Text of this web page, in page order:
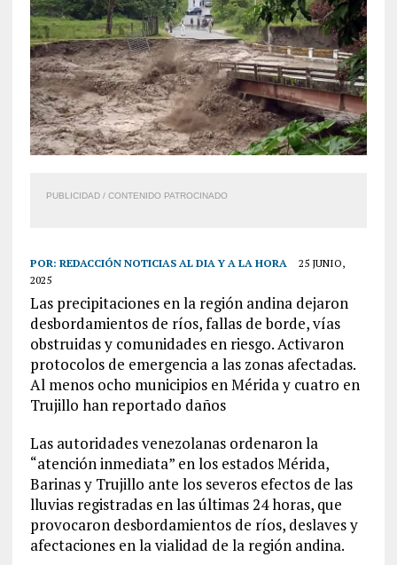
PUBLICIDAD / CONTENIDO PATROCINADO
POR: REDACCIÓN NOTICIAS AL DIA Y A LA HORA
25 JUNIO,
2025
Las precipitaciones en la región andina dejaron
desbordamientos de ríos, fallas de borde, vías
obstruidas y comunidades en riesgo. Activaron
protocolos de emergencia a las zonas afectadas.
Al menos ocho municipios en Mérida y cuatro en
Trujillo han reportado daños
Las autoridades venezolanas ordenaron la
“atención inmediata” en los estados Mérida,
Barinas y Trujillo ante los severos efectos de las
lluvias registradas en las últimas 24 horas, que
provocaron desbordamientos de ríos, deslaves y
afectaciones en la vialidad de la región andina.